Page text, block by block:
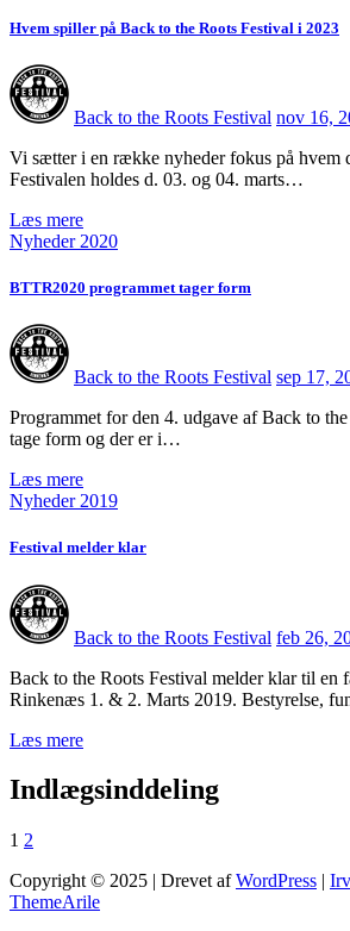
Hvem spiller på Back to the Roots Festival i 2023
Back to the Roots Festival nov 16,
Vi sætter i en række nyheder fokus på hvem
Festivalen holdes d. 03. og 04. marts…
Læs mere
Nyheder 2020
BTTR2020 programmet tager form
Back to the Roots Festival sep 17,
Programmet for den 4. udgave af Back to
tage form og der er i…
Læs mere
Nyheder 2019
Festival melder klar
Back to the Roots Festival feb 26,
Back to the Roots Festival melder klar til en
Rinkenæs 1. & 2. Marts 2019. Bestyrelse,
Læs mere
Indlægsinddeling
1 2
Copyright © 2025 | Drevet afWordPress |
ThemeArile